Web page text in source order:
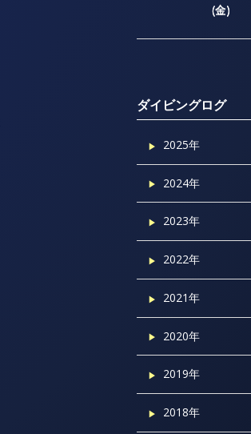
(金)
ダイビングログ
2025年
2024年
2023年
2022年
2021年
2020年
2019年
2018年